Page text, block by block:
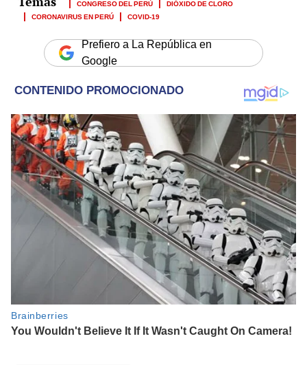
CONGRESO DEL PERÚ
DIÓXIDO DE CLORO
CORONAVIRUS EN PERÚ
COVID-19
Prefiero a La República en
Google